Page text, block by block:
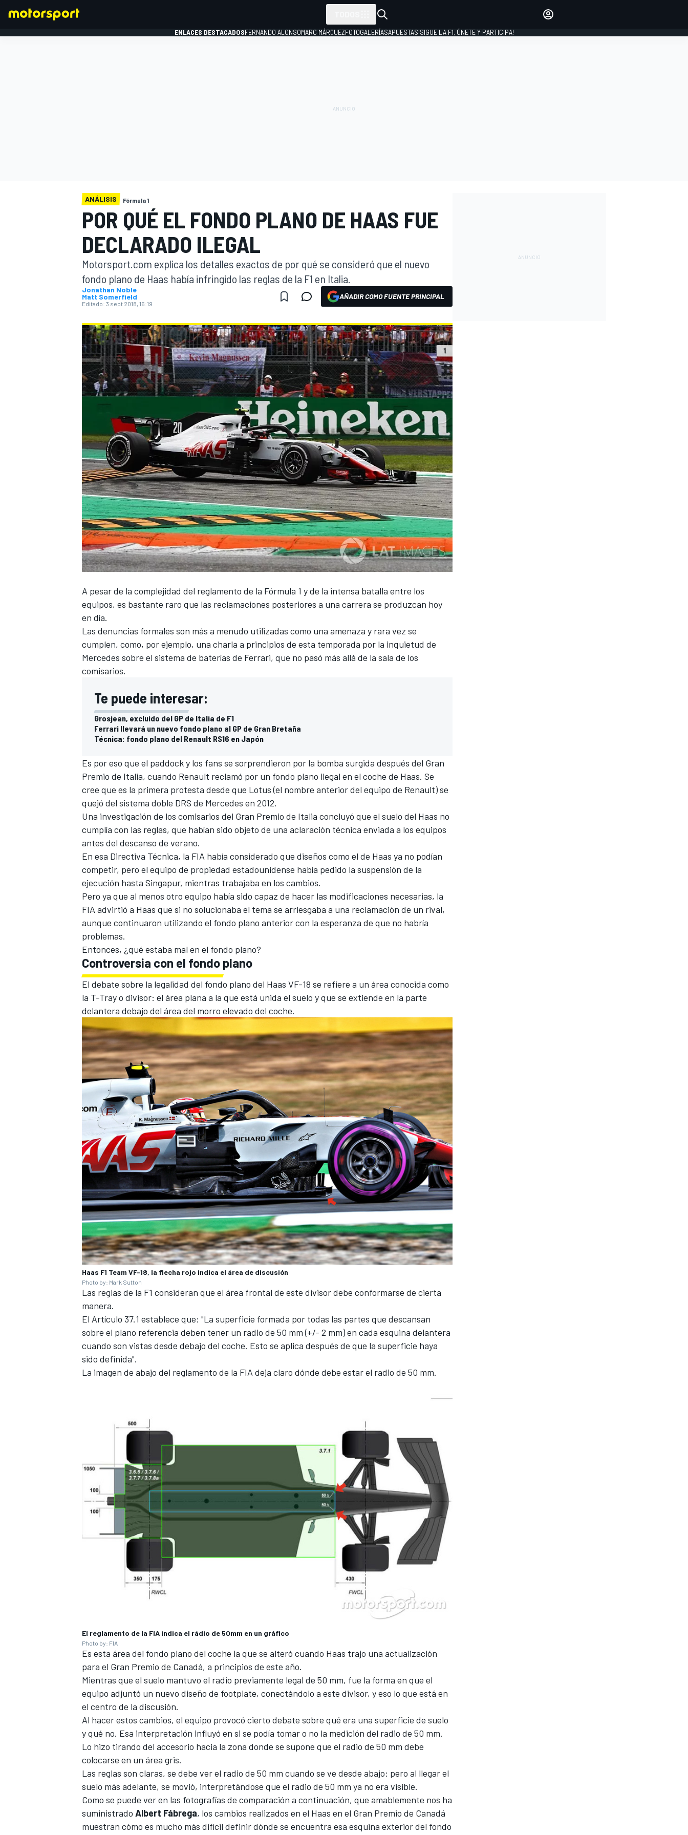
FÓRMULA E
MÁS CATEGORÍAS
ENLACES DESTACADOSFERNANDO ALONSOMARC MÁRQUEZFOTOGALERÍASAPUESTAS¡SIGUE LA F1, ÚNETE Y PARTICIPA!
ANÁLISIS Fórmula 1
POR QUÉ EL FONDO PLANO DE HAAS FUE
DECLARADO ILEGAL
Motorsport.com explica los detalles exactos de por qué se consideró que el nuevo
fondo plano de Haas había infringido las reglas de la F1 en Italia.
Jonathan Noble
Matt Somerfield
Editado: 3 sept 2018, 16:19
AÑADIR COMO FUENTE PRINCIPAL
A pesar de la complejidad del reglamento de la Fórmula 1 y de la intensa batalla entre los
equipos, es bastante raro que las reclamaciones posteriores a una carrera se produzcan hoy
en día.
Las denuncias formales son más a menudo utilizadas como una amenaza y rara vez se
cumplen, como, por ejemplo, una charla a principios de esta temporada por la inquietud de
Mercedes sobre el sistema de baterías de Ferrari, que no pasó más allá de la sala de los
comisarios.
Te puede interesar:
Grosjean, excluido del GP de Italia de F1
Ferrari llevará un nuevo fondo plano al GP de Gran Bretaña
Técnica: fondo plano del Renault RS16 en Japón
Es por eso que el paddock y los fans se sorprendieron por la bomba surgida después del Gran
Premio de Italia, cuando Renault reclamó por un fondo plano ilegal en el coche de Haas. Se
cree que es la primera protesta desde que Lotus (el nombre anterior del equipo de Renault) se
quejó del sistema doble DRS de Mercedes en 2012.
Una investigación de los comisarios del Gran Premio de Italia concluyó que el suelo del Haas no
cumplía con las reglas, que habían sido objeto de una aclaración técnica enviada a los equipos
antes del descanso de verano.
En esa Directiva Técnica, la FIA había considerado que diseños como el de Haas ya no podían
competir, pero el equipo de propiedad estadounidense había pedido la suspensión de la
ejecución hasta Singapur, mientras trabajaba en los cambios.
Pero ya que al menos otro equipo había sido capaz de hacer las modificaciones necesarias, la
FIA advirtió a Haas que si no solucionaba el tema se arriesgaba a una reclamación de un rival,
aunque continuaron utilizando el fondo plano anterior con la esperanza de que no habría
problemas.
Entonces, ¿qué estaba mal en el fondo plano?
Controversia con el fondo plano
El debate sobre la legalidad del fondo plano del Haas VF-18 se refiere a un área conocida como
la T-Tray o divisor: el área plana a la que está unida el suelo y que se extiende en la parte
delantera debajo del área del morro elevado del coche.
Haas F1 Team VF-18, la flecha rojo indica el área de discusión
Photo by: Mark Sutton
Las reglas de la F1 consideran que el área frontal de este divisor debe conformarse de cierta
manera.
El Artículo 37.1 establece que: "La superficie formada por todas las partes que descansan
sobre el plano referencia deben tener un radio de 50 mm (+/- 2 mm) en cada esquina delantera
cuando son vistas desde debajo del coche. Esto se aplica después de que la superficie haya
sido definida".
La imagen de abajo del reglamento de la FIA deja claro dónde debe estar el radio de 50 mm.
El reglamento de la FIA indica el rádio de 50mm en un gráfico
Photo by: FIA
Es esta área del fondo plano del coche la que se alteró cuando Haas trajo una actualización
para el Gran Premio de Canadá, a principios de este año.
Mientras que el suelo mantuvo el radio previamente legal de 50 mm, fue la forma en que el
equipo adjuntó un nuevo diseño de footplate, conectándolo a este divisor, y eso lo que está en
el centro de la discusión.
Al hacer estos cambios, el equipo provocó cierto debate sobre qué era una superficie de suelo
y qué no. Esa interpretación influyó en si se podía tomar o no la medición del radio de 50 mm.
Lo hizo tirando del accesorio hacia la zona donde se supone que el radio de 50 mm debe
colocarse en un área gris.
Las reglas son claras, se debe ver el radio de 50 mm cuando se ve desde abajo: pero al llegar el
suelo más adelante, se movió, interpretándose que el radio de 50 mm ya no era visible.
Como se puede ver en las fotografías de comparación a continuación, que amablemente nos ha
suministrado Albert Fábrega, los cambios realizados en el Haas en el Gran Premio de Canadá
muestran cómo es mucho más difícil definir dónde se encuentra esa esquina exterior del fondo